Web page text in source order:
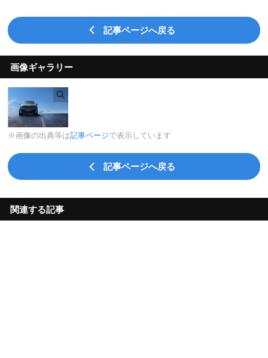
記事ページへ戻る
画像ギャラリー
※画像の出典等は記事ページで表示しています
記事ページへ戻る
関連する記事